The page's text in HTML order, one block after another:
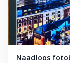
Naadloos